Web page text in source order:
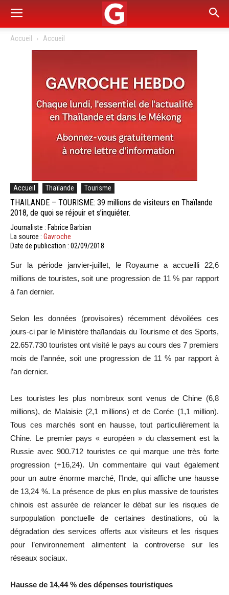
Accueil Accueil
Accueil Thaïlande Tourisme
THAILANDE – TOURISME: 39 millions de visiteurs en Thaïlande
2018, de quoi se réjouir et s’inquiéter.
Journaliste : Fabrice Barbian
La source : Gavroche
Date de publication : 02/09/2018
Sur la période janvier-juillet, le Royaume a accueilli 22,6
millions de touristes, soit une progression de 11 % par rapport
à l’an dernier.
Selon les données (provisoires) récemment dévoilées ces
jours-ci par le Ministère thaïlandais du Tourisme et des Sports,
22.657.730 touristes ont visité le pays au cours des 7 premiers
mois de l’année, soit une progression de 11 % par rapport à
l’an dernier.
Les touristes les plus nombreux sont venus de Chine (6,8
millions), de Malaisie (2,1 millions) et de Corée (1,1 million).
Tous ces marchés sont en hausse, tout particulièrement la
Chine. Le premier pays « européen » du classement est la
Russie avec 900.712 touristes ce qui marque une très forte
progression (+16,24). Un commentaire qui vaut également
pour un autre énorme marché, l’Inde, qui affiche une hausse
de 13,24 %. La présence de plus en plus massive de touristes
chinois est assurée de relancer le débat sur les risques de
surpopulation ponctuelle de certaines destinations, où la
dégradation des services offerts aux visiteurs et les risques
pour l’environnement alimentent la controverse sur les
réseaux sociaux.
Hausse de 14,44 % des dépenses touristiques